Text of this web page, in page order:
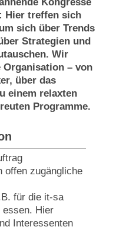
Hier treffen sich
sich über Trends
Strategien und
Wir
– von
über das
einem relaxten
Programme.
offen zugängliche
für die it-sa
essen. Hier
Interessenten